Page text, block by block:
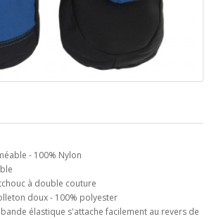
- 100% Nylon
à double couture
doux - 100% polyester
élastique s'attache facilement au revers de